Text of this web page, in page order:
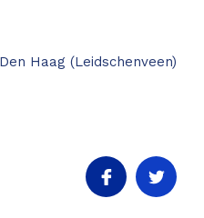
Haag (Leidschenveen)